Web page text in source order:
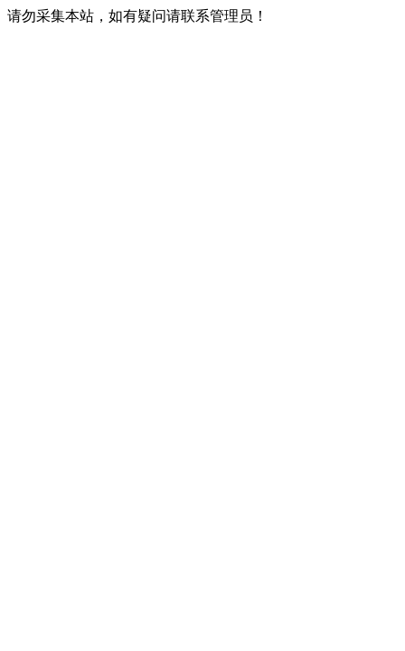
请勿采集本站，如有疑问请联系管理员！